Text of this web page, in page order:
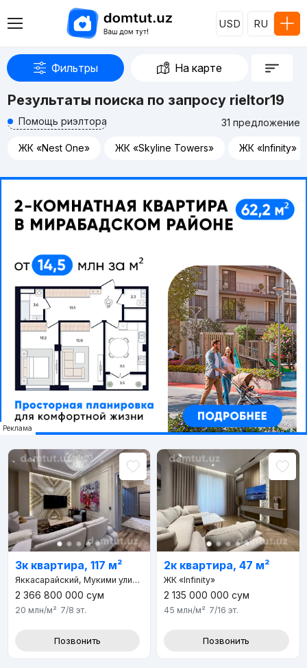
USD RU
Фильтры На карте
Результаты поиска по запросу rieltor19
31 предложение
Помощь риэлтора
ЖК «Nest One» ЖК «Skyline Towers» ЖК «Infinity»
Реклама
3к квартира, 117 м²
Яккасарайский, Мукими улица, Мухандислар махалля
2 366 800 000 сум
20 млн/м² 7/8 эт.
Позвонить
2к квартира, 47 м²
ЖК «Infinity»
2 135 000 000 сум
45 млн/м² 7/16 эт.
Позвонить